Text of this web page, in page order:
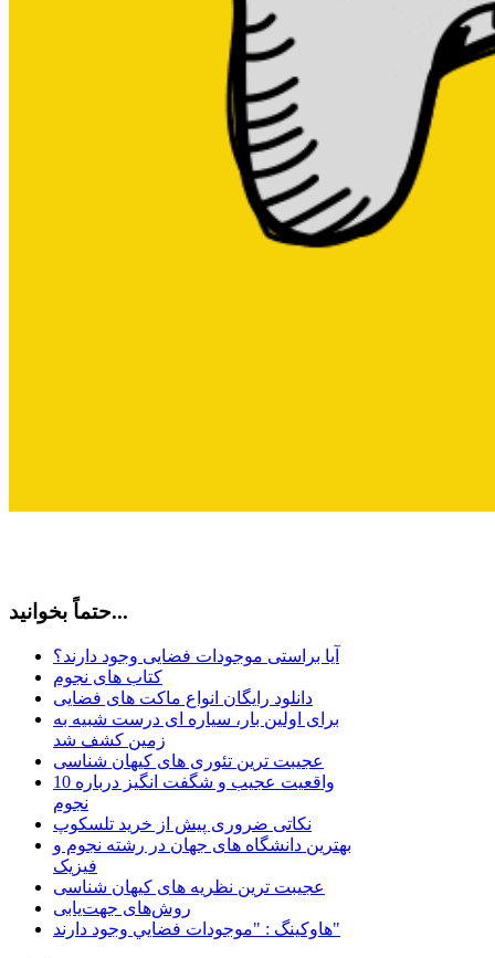
حتماً بخوانید...
آیا براستی موجودات فضایی وجود دارند؟
کتاب های نجوم
دانلود رایگان انواع ماکت های فضایی
برای اولین بار، سیاره ای درست شبیه به
زمین کشف شد
عجیبت ترین تئوری های کیهان شناسی
10 واقعیت عجیب و شگفت انگیز درباره
نجوم
نکاتی ضروری پیش از خرید تلسکوپ
بهترین دانشگاه های جهان در رشته نجوم و
فیزیک
عجیبت ترین نظریه های کیهان شناسی
روش‌های جهت‌یابی
هاوكينگ : "موجودات فضايي وجود دارند"